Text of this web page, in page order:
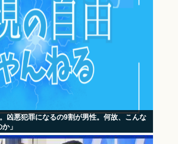
凶悪犯罪になるの9割が男性。何故、こんな
」